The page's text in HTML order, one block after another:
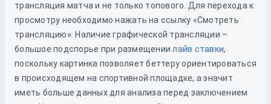
трансляция матча и не только топового. Для перехода к
просмотру необходимо нажать на ссылку «Смотреть
трансляцию». Наличие графической трансляции –
большое подспорье при размещениилайв ставки,
поскольку картинка позволяет беттеру ориентироваться
в происходящем на спортивной площадке, а значит
иметь больше данных для анализа перед заключением